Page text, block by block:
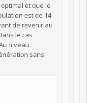
et que le
est de 14
de revenir au
le cas
niveau
sans